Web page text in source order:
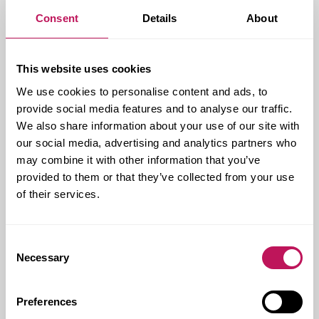
Consent Details About
This website uses cookies
We use cookies to personalise content and ads, to
provide social media features and to analyse our traffic.
We also share information about your use of our site with
our social media, advertising and analytics partners who
may combine it with other information that you’ve
provided to them or that they’ve collected from your use
of their services.
Selection
Necessary
Preferences
– Södersjukhuset har fått väldigt bra lokaler som
vid förändringar.
Även Forsens uppdrag och roll har förändrats under
resans gång.
– Ett så här stort projekt kräver olika kompetens i olika
faser och vi har fått bra nyckelpersoner från Forsen i
alla skeden. Den här ombyggnaden har varit en stor
utmaning och när vi nu summerar kan vi konstatera att
samarbetet med Forsen har fungerat väldigt bra,
Ombyggnaderna av Södersjukhuset
innefattar:
Miljöbyggnad 2018. Den innehåller